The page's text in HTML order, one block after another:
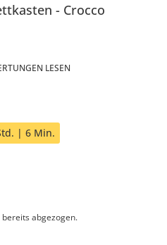
Crocco
LESEN
| 6 Min.
abgezogen.